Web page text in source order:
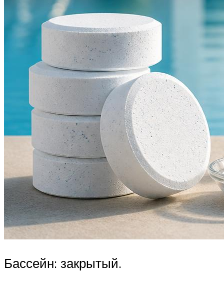
Бассейн: закрытый.